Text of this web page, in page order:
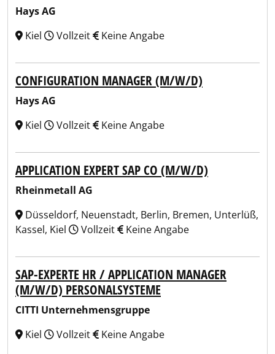
Hays AG
Kiel
Vollzeit Keine Angabe
CONFIGURATION MANAGER (M/W/D)
Hays AG
Kiel
Vollzeit Keine Angabe
APPLICATION EXPERT SAP CO (M/W/D)
Rheinmetall AG
Düsseldorf, Neuenstadt, Berlin, Bremen, Unterlüß,
Kassel, Kiel
Vollzeit Keine Angabe
SAP-EXPERTE HR / APPLICATION MANAGER
(M/W/D) PERSONALSYSTEME
CITTI Unternehmensgruppe
Kiel
Vollzeit Keine Angabe